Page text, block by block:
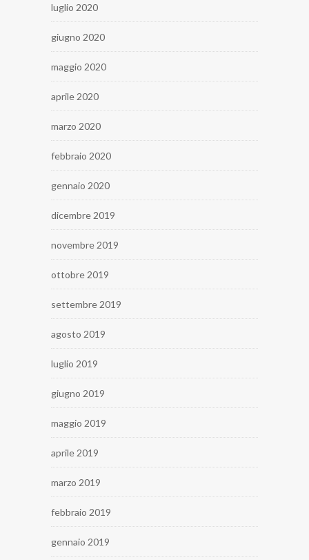
luglio 2020
giugno 2020
maggio 2020
aprile 2020
marzo 2020
febbraio 2020
gennaio 2020
dicembre 2019
novembre 2019
ottobre 2019
settembre 2019
agosto 2019
luglio 2019
giugno 2019
maggio 2019
aprile 2019
marzo 2019
febbraio 2019
gennaio 2019